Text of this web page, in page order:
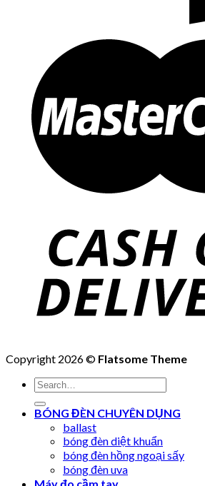
Copyright 2026 © Flatsome Theme
Search
for:
BÓNG ĐÈN CHUYÊN DỤNG
ballast
bóng đèn diệt khuẩn
bóng đèn hồng ngoại sấy
bóng đèn uva